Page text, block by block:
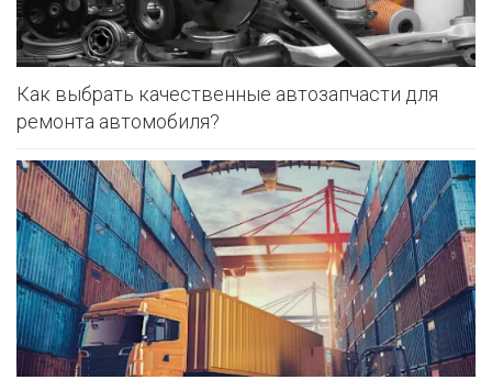
Как выбрать качественные автозапчасти для
ремонта автомобиля?